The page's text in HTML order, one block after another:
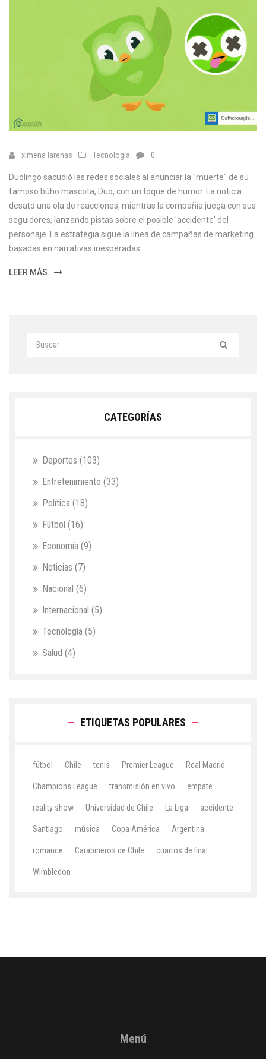
ximena larenas Tecnología 0
Duolingo sacudió las redes sociales al anunciar la "muerte" de su
famoso búho mascota, Duo, con un toque de humor. La noticia
desató una ola de reacciones, mientras la compañía juega con sus
seguidores, lanzando pistas sobre el posible 'accidente' del
personaje. La estrategia sigue la línea de campañas de marketing
basadas en narrativas inesperadas.
LEER MÁS
CATEGORÍAS
Deportes (103)
Entretenimiento (33)
Política (18)
Fútbol (16)
Economía (9)
Noticias (7)
Nacional (6)
Internacional (5)
Tecnología (5)
Salud (4)
ETIQUETAS POPULARES
fútbol Chile tenis Premier League Real Madrid
Champions League transmisión en vivo empate
reality show Universidad de Chile La Liga accidente
Santiago música Copa América Argentina
romance Carabineros de Chile cuartos de final
Wimbledon
Menú